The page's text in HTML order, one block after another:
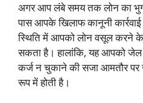
अगर आप लंबे समय तक लोन का
पास आपके खिलाफ कानूनी
स्थिति में आपको लोन वसूल करने के
सकता है। हालांकि, यह आपको
कर्ज न चुकाने की सजा आमतौर पर
रूप में होती है।